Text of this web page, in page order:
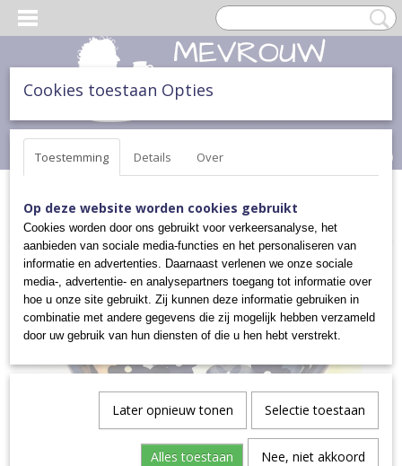
Inloggen Registreren
(0)
Home >ONTBIJT, LUNCH & DINER>SCHALEN>HARTSCHALEN
HARTVORMIGE SCHAAL UNIKAT
Cookies toestaan Opties
Toestemming Details Over
Op deze website worden cookies gebruikt
Cookies worden door ons gebruikt voor verkeersanalyse, het
aanbieden van sociale media-functies en het personaliseren van
informatie en advertenties. Daarnaast verlenen we onze sociale
media-, advertentie- en analysepartners toegang tot informatie over
hoe u onze site gebruikt. Zij kunnen deze informatie gebruiken in
combinatie met andere gegevens die zij mogelijk hebben verzameld
door uw gebruik van hun diensten of die u hen hebt verstrekt.
Later opnieuw tonen Selectie toestaan
Alles toestaan Nee, niet akkoord